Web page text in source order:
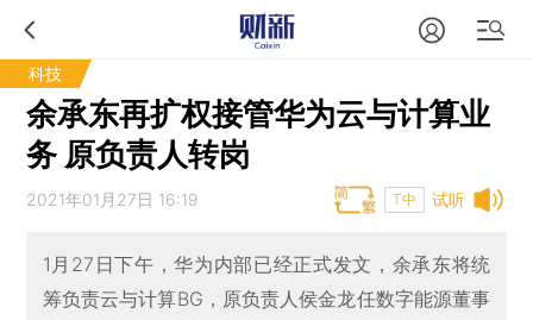
科技
余承东再扩权接管华为云与计算业
务 原负责人转岗
试听
2021年01月27日 16:19 T中
1月27日下午，华为内部已经正式发文，余承东将统
筹负责云与计算BG，原负责人侯金龙任数字能源董事